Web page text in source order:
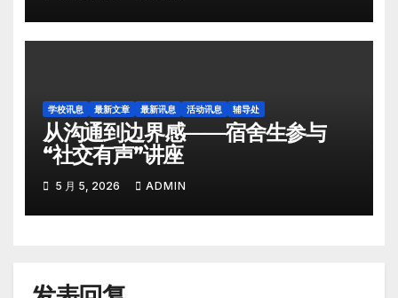
学校讯息 最新文章 最新讯息 活动讯息 辅导处
从沟通到边界感——宿舍生参与
“社交有声”讲座
5 月 5, 2026 ADMIN